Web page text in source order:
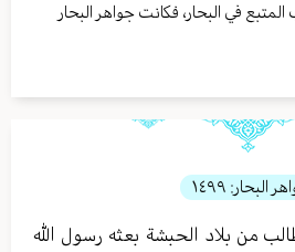
في البحار، فكانت جواهر البحار
البحار: ١٤٩٩
من بلاد الحبشة بعثه رسول الله